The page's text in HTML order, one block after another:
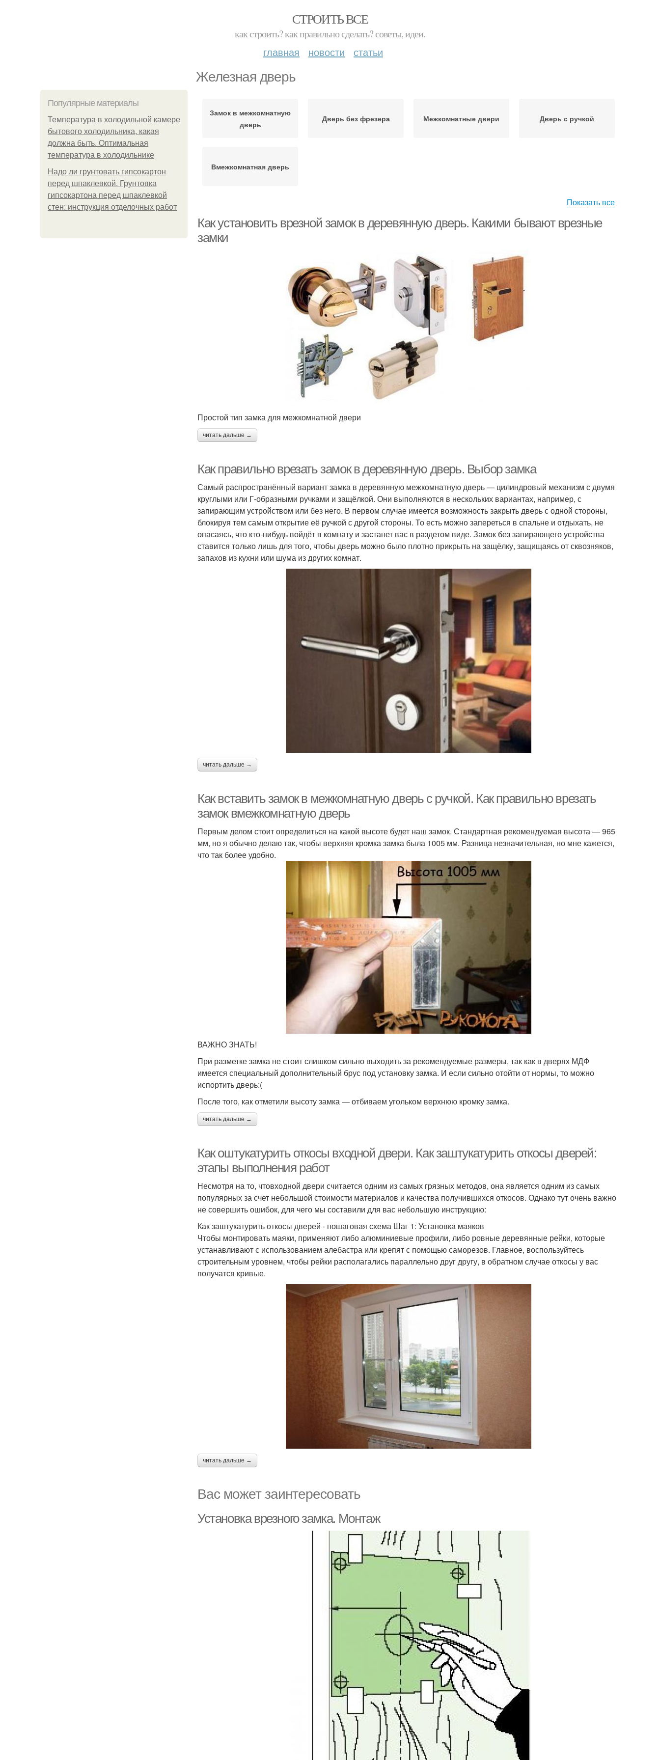
СТРОИТЬ ВСЕ
как строить? как правильно сделать? советы, идеи.
главная новости статьи
Железная дверь
Популярные материалы
Температура в холодильной камере
бытового холодильника, какая
должна быть. Оптимальная
температура в холодильнике
Надо ли грунтовать гипсокартон
перед шпаклевкой. Грунтовка
гипсокартона перед шпаклевкой
стен: инструкция отделочных работ
Замок в межкомнатную
дверь
Дверь без фрезера Межкомнатные двери Дверь с ручкой
Вмежкомнатная дверь
Показать все
Как установить врезной замок в деревянную дверь. Какими бывают врезные
замки
Простой тип замка для межкомнатной двери
читать дальше →
Как правильно врезать замок в деревянную дверь. Выбор замка
Самый распространённый вариант замка в деревянную межкомнатную дверь — цилиндровый механизм с двумя
круглыми или Г-образными ручками и защёлкой. Они выполняются в нескольких вариантах, например, с
запирающим устройством или без него. В первом случае имеется возможность закрыть дверь с одной стороны,
блокируя тем самым открытие её ручкой с другой стороны. То есть можно запереться в спальне и отдыхать, не
опасаясь, что кто-нибудь войдёт в комнату и застанет вас в раздетом виде. Замок без запирающего устройства
ставится только лишь для того, чтобы дверь можно было плотно прикрыть на защёлку, защищаясь от сквозняков,
запахов из кухни или шума из других комнат.
читать дальше →
Как вставить замок в межкомнатную дверь с ручкой. Как правильно врезать
замок вмежкомнатную дверь
Первым делом стоит определиться на какой высоте будет наш замок. Стандартная рекомендуемая высота — 965
мм, но я обычно делаю так, чтобы верхняя кромка замка была 1005 мм. Разница незначительная, но мне кажется,
что так более удобно.
ВАЖНО ЗНАТЬ!
При разметке замка не стоит слишком сильно выходить за рекомендуемые размеры, так как в дверях МДФ
имеется специальный дополнительный брус под установку замка. И если сильно отойти от нормы, то можно
испортить дверь:(
После того, как отметили высоту замка — отбиваем угольком верхнюю кромку замка.
читать дальше →
Как оштукатурить откосы входной двери. Как заштукатурить откосы дверей:
этапы выполнения работ
Несмотря на то, чтовходной двери считается одним из самых грязных методов, она является одним из самых
популярных за счет небольшой стоимости материалов и качества получившихся откосов. Однако тут очень важно
не совершить ошибок, для чего мы составили для вас небольшую инструкцию:
Как заштукатурить откосы дверей - пошаговая схема Шаг 1: Установка маяков
Чтобы монтировать маяки, применяют либо алюминиевые профили, либо ровные деревянные рейки, которые
устанавливают с использованием алебастра или крепят с помощью саморезов. Главное, воспользуйтесь
строительным уровнем, чтобы рейки располагались параллельно друг другу, в обратном случае откосы у вас
получатся кривые.
читать дальше →
Вас может заинтересовать
Установка врезного замка. Монтаж